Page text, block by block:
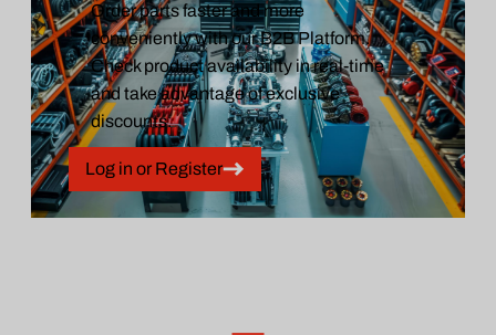
Order parts faster and more
conveniently with our B2B Platform.
Check product availability in real-time
and take advantage of exclusive
discounts.
Log in or Register